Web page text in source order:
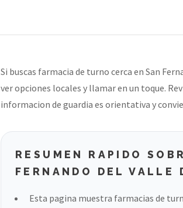
Si buscas farmacia de turno cerca en San
ver opciones locales y llamar en un toque.
informacion de guardia es orientativa y
RESUMEN RAPIDO
FERNANDO DEL VALLE
Esta pagina muestra farmacias de